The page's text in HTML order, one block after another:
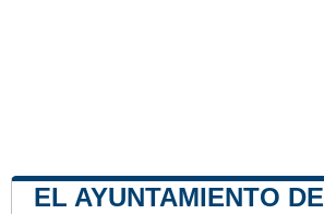
EL AYUNTAMIENTO DE